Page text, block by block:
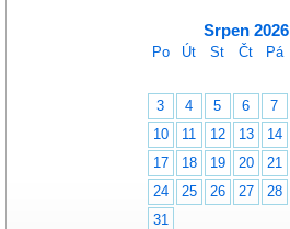
Srpen 2026
Po Út St Čt Pá
3
4 5 6 7
10
11 12 13 14
17
18 19 20 21
24
25 26 27 28
31